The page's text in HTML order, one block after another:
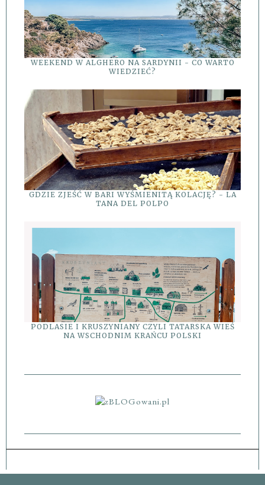
WEEKEND W ALGHERO NA SARDYNII - CO WARTO
WIEDZIEĆ?
GDZIE ZJEŚĆ W BARI WYŚMIENITĄ KOLACJĘ? - LA
TANA DEL POLPO
PODLASIE I KRUSZYNIANY CZYLI TATARSKA WIEŚ
NA WSCHODNIM KRAŃCU POLSKI